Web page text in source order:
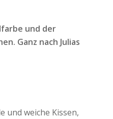
und der
Ganz nach Julias
und weiche Kissen,